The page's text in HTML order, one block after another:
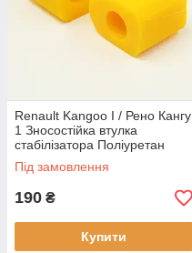
Renault Kangoo I / Рено Кангу
1 Зносостійка втулка
стабілізатора Поліуретан
Гарантія 12 міс! 7700785788
Під замовлення
190 ₴
Купити